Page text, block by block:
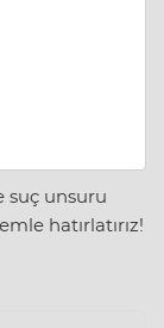
suç unsuru
hatırlatırız!